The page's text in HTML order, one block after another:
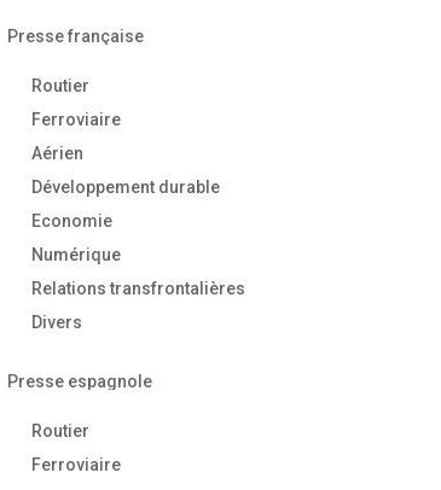
Presse française
Routier
Ferroviaire
Aérien
Développement durable
Economie
Numérique
Relations transfrontalières
Divers
Presse espagnole
Routier
Ferroviaire